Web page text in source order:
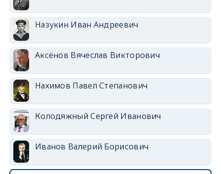
Назукин Иван Андреевич
Аксёнов Вячеслав Викторович
Нахимов Павел Степанович
Колодяжный Сергей Иванович
Иванов Валерий Борисович